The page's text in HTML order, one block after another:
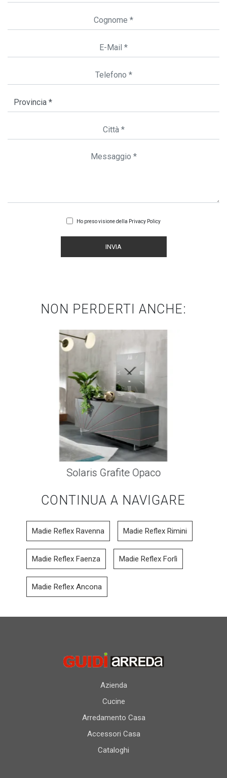
Ho preso visione della Privacy Policy
INVIA
NON PERDERTI ANCHE:
Solaris Grafite Opaco
CONTINUA A NAVIGARE
Madie Reflex Ravenna Madie Reflex Rimini
Madie Reflex Faenza Madie Reflex Forlì
Madie Reflex Ancona
Azienda
Cucine
Arredamento Casa
Accessori Casa
Cataloghi